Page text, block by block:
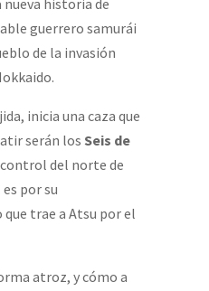
nueva historia de
guerrero samurái
de la invasión
inicia una caza que
serán los Seis de
del norte de
por su
trae a Atsu por el
atroz, y cómo a